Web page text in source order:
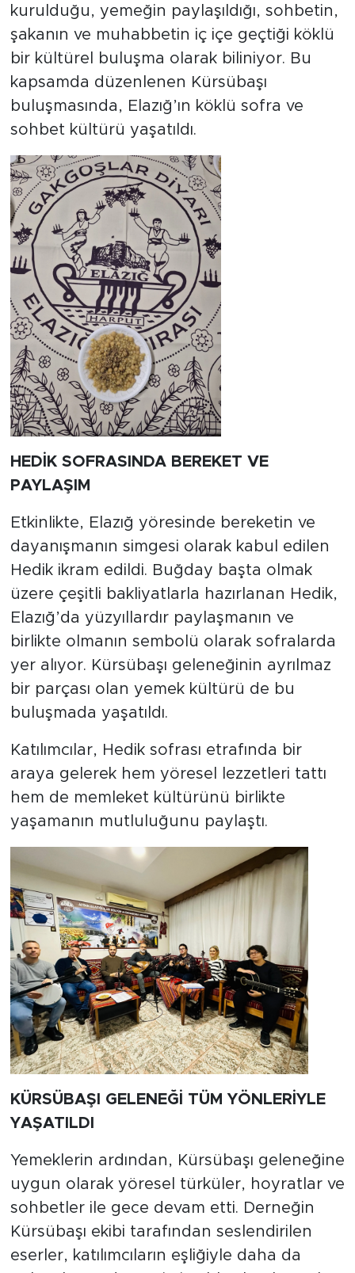
kurulduğu, yemeğin paylaşıldığı, sohbetin,
şakanın ve muhabbetin iç içe geçtiği köklü
bir kültürel buluşma olarak biliniyor. Bu
kapsamda düzenlenen Kürsübaşı
buluşmasında, Elazığ’ın köklü sofra ve
sohbet kültürü yaşatıldı.
HEDİK SOFRASINDA BEREKET VE
PAYLAŞIM
Etkinlikte, Elazığ yöresinde bereketin ve
dayanışmanın simgesi olarak kabul edilen
Hedik ikram edildi. Buğday başta olmak
üzere çeşitli bakliyatlarla hazırlanan Hedik,
Elazığ’da yüzyıllardır paylaşmanın ve
birlikte olmanın sembolü olarak sofralarda
yer alıyor. Kürsübaşı geleneğinin ayrılmaz
bir parçası olan yemek kültürü de bu
buluşmada yaşatıldı.
Katılımcılar, Hedik sofrası etrafında bir
araya gelerek hem yöresel lezzetleri tattı
hem de memleket kültürünü birlikte
yaşamanın mutluluğunu paylaştı.
KÜRSÜBAŞI GELENEĞİ TÜM YÖNLERİYLE
YAŞATILDI
Yemeklerin ardından, Kürsübaşı geleneğine
uygun olarak yöresel türküler, hoyratlar ve
sohbetler ile gece devam etti. Derneğin
Kürsübaşı ekibi tarafından seslendirilen
eserler, katılımcıların eşliğiyle daha da